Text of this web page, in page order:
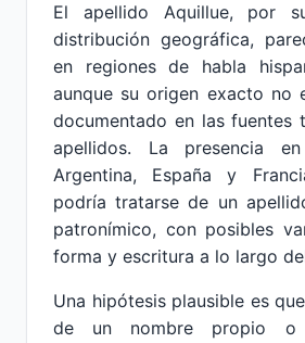
El apellido Aquillue, por
distribución geográfica,
en regiones de habla
aunque su origen exacto no
documentado en las fuentes
apellidos. La presencia
Argentina, España y
podría tratarse de un
patronímico, con posibles
forma y escritura a lo largo
Una hipótesis plausible es
de un nombre propio